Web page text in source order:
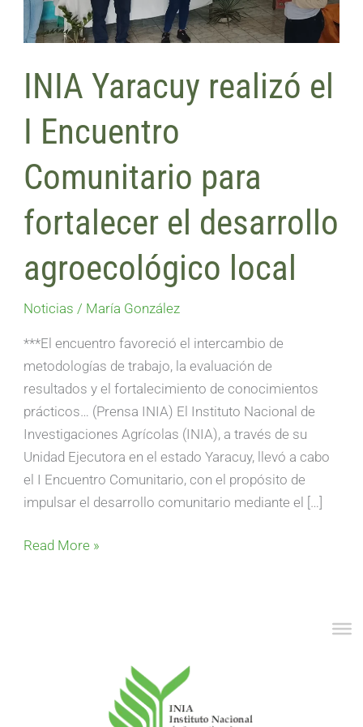
INIA Yaracuy realizó el
I Encuentro
Comunitario para
fortalecer el desarrollo
agroecológico local
Noticias / María González
***El encuentro favoreció el intercambio de
metodologías de trabajo, la evaluación de
resultados y el fortalecimiento de conocimientos
prácticos… (Prensa INIA) El Instituto Nacional de
Investigaciones Agrícolas (INIA), a través de su
Unidad Ejecutora en el estado Yaracuy, llevó a cabo
el I Encuentro Comunitario, con el propósito de
impulsar el desarrollo comunitario mediante el […]
Comunitario
para
desarrollo
agroecológico
local
Read More »